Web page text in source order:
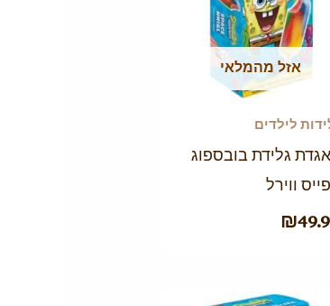
אזל מהמלאי
לילדים
גלידת בובספוג
ווירל
₪